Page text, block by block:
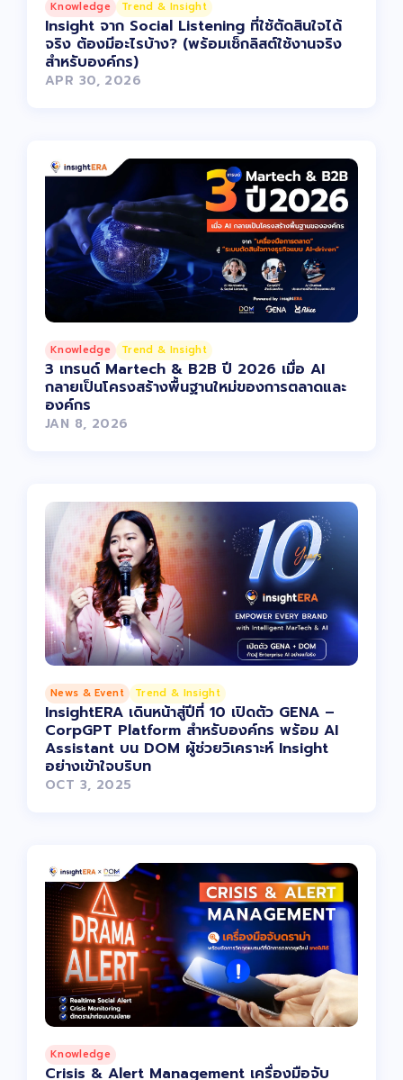
Knowledge Trend & Insight
Insight จาก Social Listening ที่ใช้ตัดสินใจได้
จริง ต้องมีอะไรบ้าง? (พร้อมเช็กลิสต์ใช้งานจริง
สำหรับองค์กร)
APR 30, 2026
Knowledge Trend & Insight
3 เทรนด์ Martech & B2B ปี 2026 เมื่อ AI
กลายเป็นโครงสร้างพื้นฐานใหม่ของการตลาดและ
องค์กร
JAN 8, 2026
News & Event Trend & Insight
InsightERA เดินหน้าสู่ปีที่ 10 เปิดตัว GENA –
CorpGPT Platform สำหรับองค์กร พร้อม AI
Assistant บน DOM ผู้ช่วยวิเคราะห์ Insight
อย่างเข้าใจบริบท
OCT 3, 2025
Knowledge
Crisis & Alert Management เครื่องมือจับ